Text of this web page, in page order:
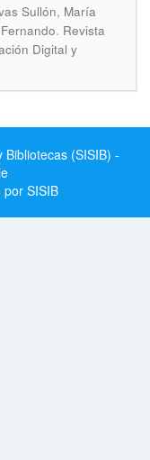
Sullón, María
. Revista
Digital y
(SISIB) -
SISIB